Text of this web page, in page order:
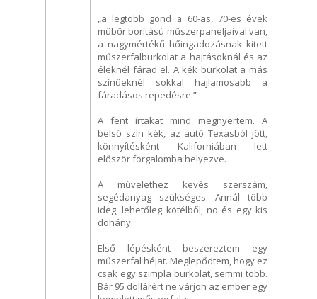
„a legtöbb gond a 60-as, 70-es évek
műbőr borítású műszerpaneljaival van,
a nagymértékű hőingadozásnak kitett
műszerfalburkolat a hajtásoknál és az
éleknél fárad el. A kék burkolat a más
színűeknél sokkal hajlamosabb a
fáradásos repedésre.”
A fent írtakat mind megnyertem. A
belső szín kék, az autó Texasból jött,
könnyítésként Kaliforniában lett
először forgalomba helyezve.
A művelethez kevés szerszám,
segédanyag szükséges. Annál több
ideg, lehetőleg kötélből, no és egy kis
dohány.
Első lépésként beszereztem egy
műszerfal héjat. Meglepődtem, hogy ez
csak egy szimpla burkolat, semmi több.
Bár 95 dollárért ne várjon az ember egy